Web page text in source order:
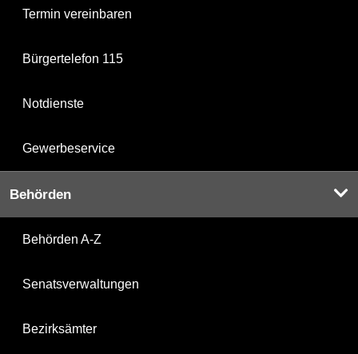
Termin vereinbaren
Bürgertelefon 115
Notdienste
Gewerbeservice
Behörden
Behörden A-Z
Senatsverwaltungen
Bezirksämter